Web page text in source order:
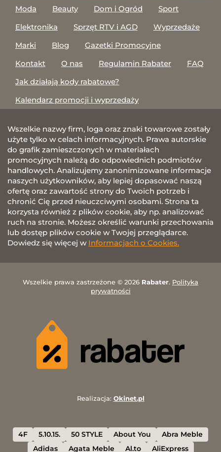
Moda Beauty Dom i Ogród
Sport
Elektronika
Sprzęt RTV i AGD
Wyprzedaże
Marki
Blog
Gazetki Promocyjne
Kontakt
O nas Regulamin Rabater
FAQ
Jak działają kody rabatowe?
Kalendarz promocji i wyprzedaży
Wszelkie nazwy firm, loga oraz znaki towarowe zostały
użyte tylko w celach informacyjnych. Prawa autorskie
do grafik zamieszczonych w materiałach
promocyjnych należą do odpowiednich podmiotów
handlowych. Analizujemy zanonimizowane informacje
naszych użytkowników, aby lepiej dopasować naszą
ofertę oraz zawartość strony do Twoich potrzeb i
chronić Cię przed nieuczciwymi osobami. Strona ta
korzysta również z plików cookie, aby np. analizować
ruch na stronie. Możesz określić warunki przechowania
lub dostęp plików cookie w Twojej przeglądarce.
Dowiedz się więcej w Informacjach o Cookies.
Wszelkie prawa zastrzeżone © 2026 Rabater. Polityka
prywatności
Realizacja: Okinet.pl
4F 5.10.15. 50 STYLE About You
Abra Meble
Adidas
Agata Meble Al.to AliExpress